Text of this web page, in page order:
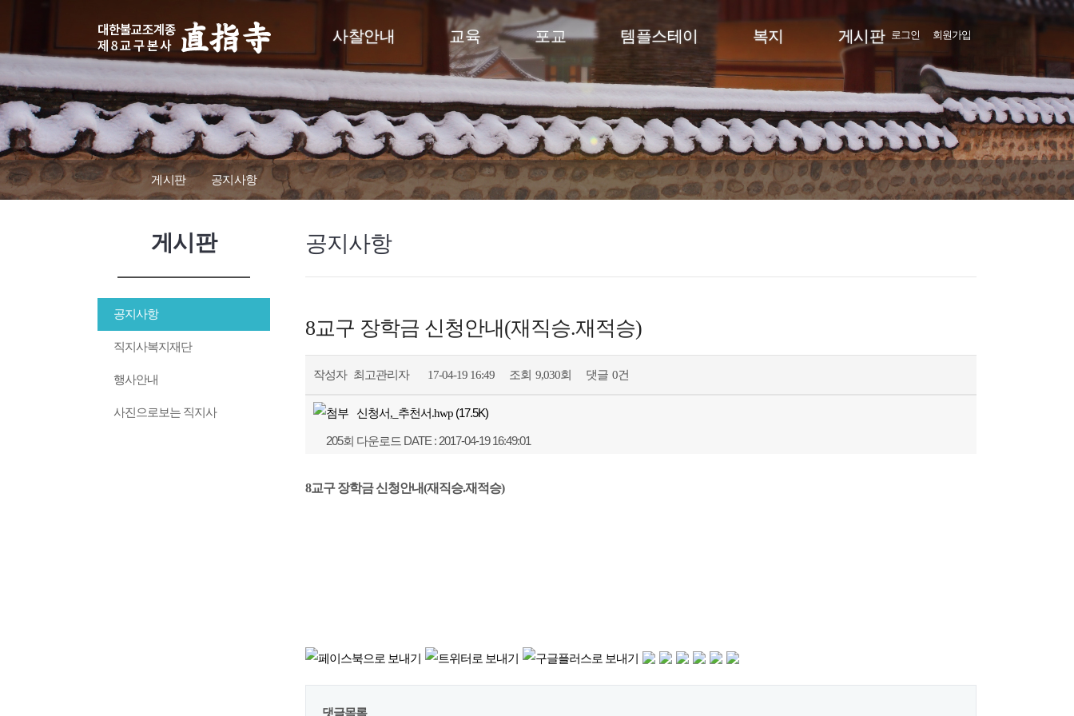
사찰안내 교육 포교 템플스테이 복지 게시판 로그인 회원가입
게시판 공지사항
게시판
공지사항
직지사복지재단
행사안내
사진으로보는 직지사
공지사항
8교구 장학금 신청안내(재직승.재적승)
작성자 최고관리자 17-04-19 16:49 조회 9,030회 댓글 0건
신청서,_추천서.hwp (17.5K)
205회 다운로드 DATE : 2017-04-19 16:49:01
8교구 장학금 신청안내(재직승.재적승)
댓글목록